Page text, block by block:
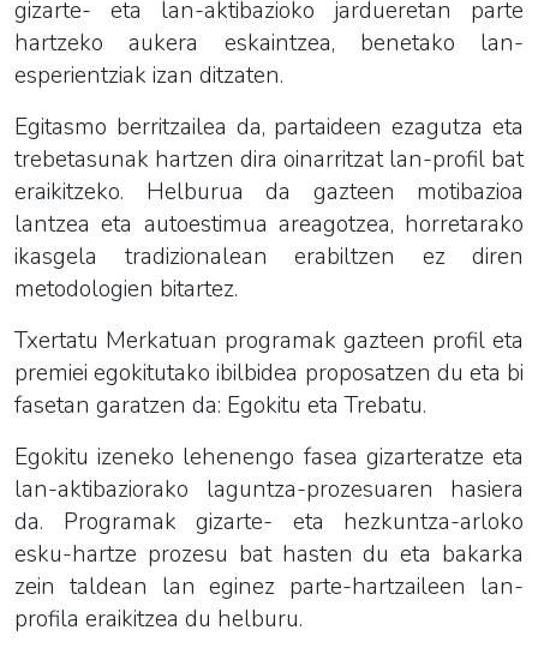
gizarte- eta lan-aktibazioko jardueretan parte
hartzeko aukera eskaintzea, benetako lan-
esperientziak izan ditzaten.
Egitasmo berritzailea da, partaideen ezagutza eta
trebetasunak hartzen dira oinarritzat lan-profil bat
eraikitzeko. Helburua da gazteen motibazioa
lantzea eta autoestimua areagotzea, horretarako
ikasgela tradizionalean erabiltzen ez diren
metodologien bitartez.
Txertatu Merkatuan programak gazteen profil eta
premiei egokitutako ibilbidea proposatzen du eta bi
fasetan garatzen da: Egokitu eta Trebatu.
Egokitu izeneko lehenengo fasea gizarteratze eta
lan-aktibaziorako laguntza-prozesuaren hasiera
da. Programak gizarte- eta hezkuntza-arloko
esku-hartze prozesu bat hasten du eta bakarka
zein taldean lan eginez parte-hartzaileen lan-
profila eraikitzea du helburu.